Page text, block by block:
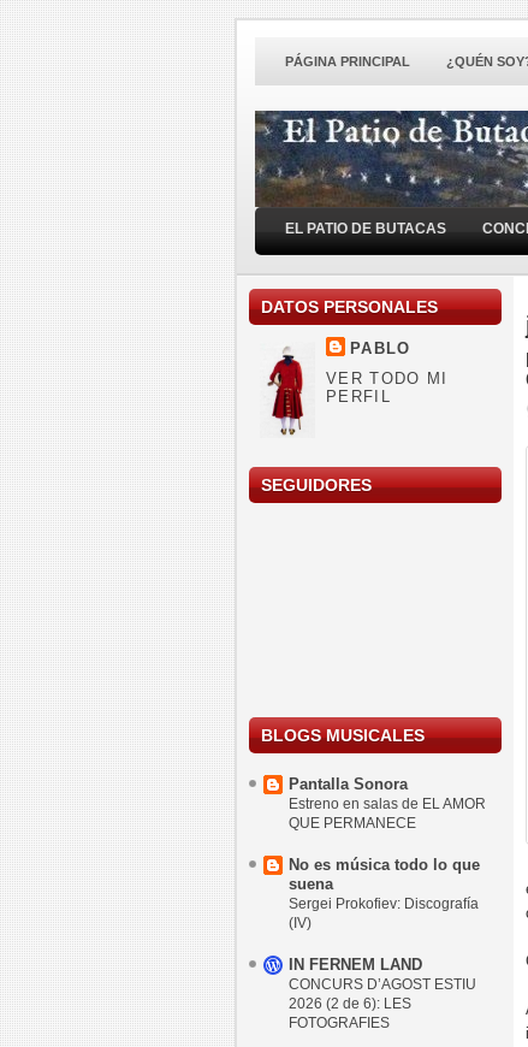
PÁGINA PRINCIPAL ¿QUÉN
EL PATIO DE BUTACAS
DATOS PERSONALES
PABLO
VER TODO MI
PERFIL
SEGUIDORES
BLOGS MUSICALES
Pantalla Sonora
Estreno en salas de EL AMOR
QUE PERMANECE
No es música todo lo que
suena
Sergei Prokofiev: Discografía
(IV)
IN FERNEM LAND
CONCURS D’AGOST ESTIU
2026 (2 de 6): LES
FOTOGRAFIES